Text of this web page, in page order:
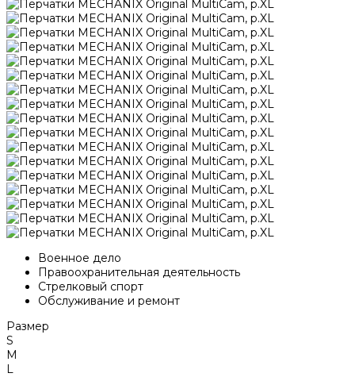
Военное дело
Правоохранительная деятельность
Стрелковый спорт
Обслуживание и ремонт
Размер
S
M
L